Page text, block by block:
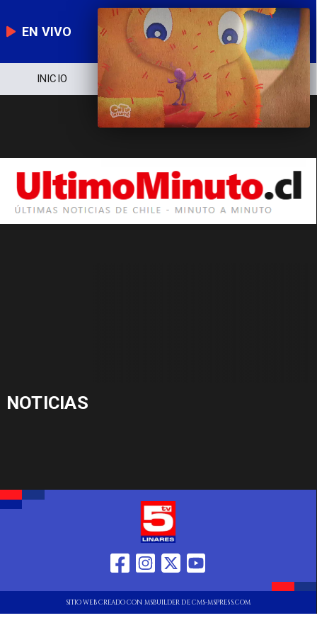
EN VIVO
INICIO NOTICIERO POLÍTICA
NOTICIAS
SITIO WEB CREADO CON MSBUILDER DE CMS-MSPRESS.COM